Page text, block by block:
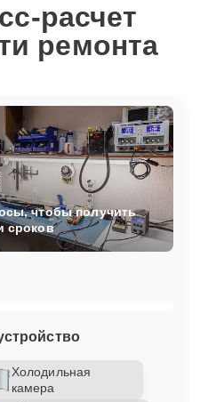
расчет
ремонта
Холодильная
камера
чтобы получить
сроков